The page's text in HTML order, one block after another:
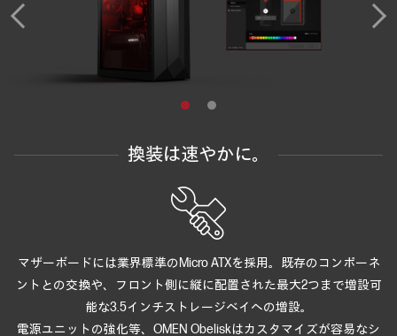
換装は速やかに。
マザーボードには業界標準のMicro ATXを採用。既存のコンポーネ
ントとの交換や、
フロント側に縦に配置された最大2つまで増設可
能な3.5インチストレージベイへの増設。
電源ユニットの強化等、OMEN Obeliskはカスタマイズが容易なシ